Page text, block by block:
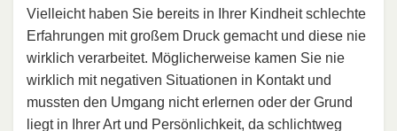
Vielleicht haben Sie bereits in Ihrer Kindheit schlechte
Erfahrungen mit großem Druck gemacht und diese nie
wirklich verarbeitet. Möglicherweise kamen Sie nie
wirklich mit negativen Situationen in Kontakt und
mussten den Umgang nicht erlernen oder der Grund
liegt in Ihrer Art und Persönlichkeit, da schlichtweg